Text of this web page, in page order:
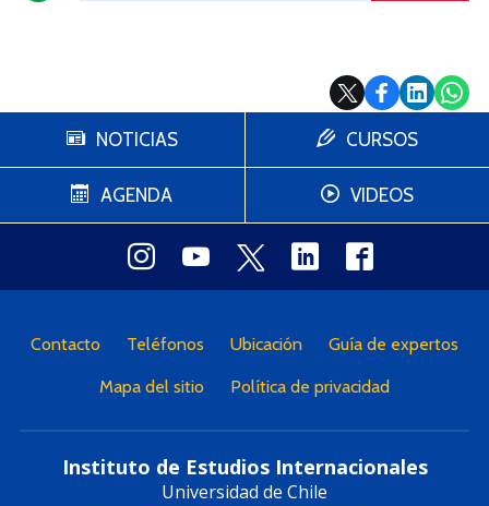
NOTICIAS
AGENDA
CURSOS
VIDEOS
Contacto Teléfonos Ubicación Guía de expertos
Mapa del sitio Política de privacidad
Instituto de Estudios Internacionales
Universidad de Chile